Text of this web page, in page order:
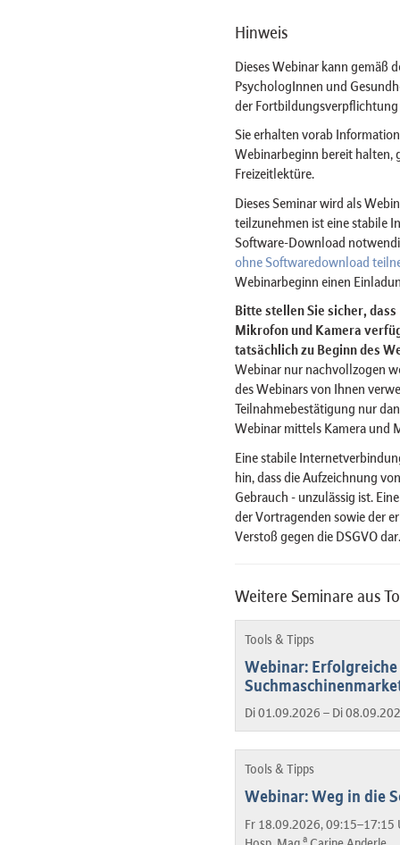
Hinweis
Dieses Webinar kann gemäß
PsychologInnen und
der
Sie erhalten vorab
Webinarbeginn bereit halten,
Freizeitlektüre.
Dieses Seminar wird als
teilzunehmen ist eine stabile
Software-Download
ohne Softwaredownload
Webinarbeginn einen
Bitte stellen Sie sicher,
Mikrofon und Kamera
tatsächlich zu Beginn des
Webinar nur nachvollzogen
des Webinars von Ihnen
Teilnahmebestätigung nur
Webinar mittels Kamera und
Eine stabile
hin, dass die Aufzeichnung
Gebrauch - unzulässig ist.
der Vortragenden sowie der
Verstoß gegen die DSGVO dar.
Weitere Seminare aus
Tools & Tipps
Webinar:
Di 01.09.2026 – Di
Tools & Tipps
Webinar: Weg in die
Fr 18.09.2026, 09:15–17:15
a